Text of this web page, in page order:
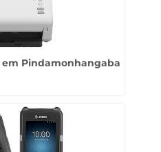
em Pindamonhangaba